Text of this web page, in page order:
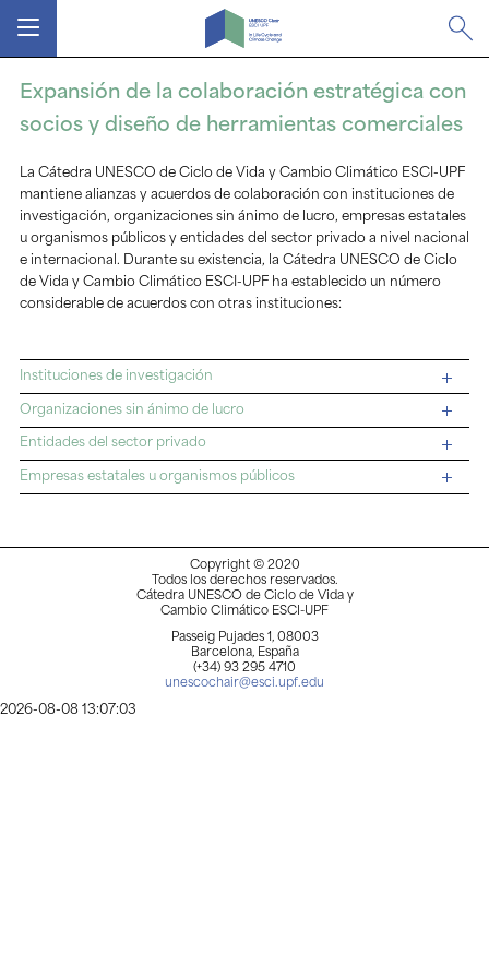
MENÚ
Expansión de la colaboración estratégica con
socios y diseño de herramientas comerciales
La Cátedra UNESCO de Ciclo de Vida y Cambio Climático ESCI-UPF
mantiene alianzas y acuerdos de colaboración con instituciones de
investigación, organizaciones sin ánimo de lucro, empresas estatales
u organismos públicos y entidades del sector privado a nivel nacional
e internacional. Durante su existencia, la Cátedra UNESCO de Ciclo
de Vida y Cambio Climático ESCI-UPF ha establecido un número
considerable de acuerdos con otras instituciones:
Instituciones de investigación
Organizaciones sin ánimo de lucro
Entidades del sector privado
Empresas estatales u organismos públicos
Copyright © 2020
Todos los derechos reservados.
Cátedra UNESCO de Ciclo de Vida y
Cambio Climático ESCI-UPF
Passeig Pujades 1, 08003
Barcelona, España
(+34) 93 295 4710
unescochair@esci.upf.edu
2026-08-08 13:07:03